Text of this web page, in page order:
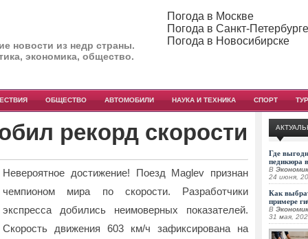
новости из недр страны.
экономика, общество.
Погода в Москве
Погода в Санкт-Петербурге
Погода в Новосибирске
ОБЩЕСТВО АВТОМОБИЛИ НАУКА И ТЕХНИКА СПОРТ
рекорд скорости
Невероятное достижение! Поезд Maglev признан
чемпионом мира по скорости. Разработчики
экспресса добились неимоверных показателей.
Скорость движения 603 км/ч зафиксирована на
Где
педикюра
В
24 июня,
Как
примере
В
31 мая,